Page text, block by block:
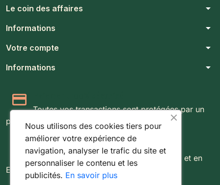
Le coin des affaires arrow_drop_down
Informations arrow_drop_down
Votre compte arrow_drop_down
Informations arrow_drop_down
Toutes vos transactions sont protégées par un
protocole SSL 256 bits.
Expédition rapide & suivie
Livraison rapide partout au Luxembourg et en
Europe.
Nous utilisons des cookies tiers pour
améliorer votre expérience de
navigation, analyser le trafic du site et
personnaliser le contenu et les
publicités. En savoir plus